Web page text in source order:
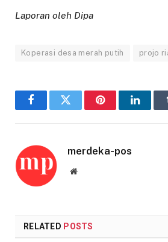
Laporan oleh Dipa
Koperasi desa merah putih projo
FacebookTwitter Pinterest
merdeka-pos
Website
RELATED POSTS